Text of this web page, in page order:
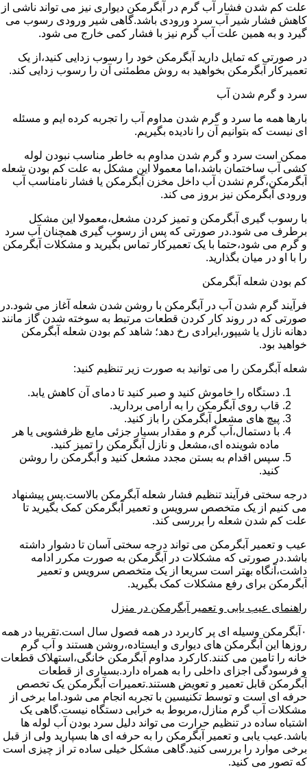
علت کم شدن فشار آب گرم در آبگرمکن دیواری نیز می تواند ناشی از
کاهش فشار شیر آب سرد ورودی باشد.گاهی شیر ورودی رسوب می
گیرد و به همین علت آب گرم نیز با فشار کمی خارج می شود.
در صورتی که تمایل دارید آبگرمکن خود را رسوب زدایی کنید،از یک
تعمیرکار آبگرمکن بخواهید به روش مطمئنی آن را رسوب زدایی کند.
سرد و گرم شدن آب
بارها همه ما سرد و گرم شدن مداوم آب را تجربه کرده ایم و مسئله
ای نیست که بتوانیم آن را نادیده بگیریم.
ممکن است سرد و گرم شدن مداوم به خاطر مناسب نبودن لوله
کشی آب ساختمان باشد،اما معمولا این مشکل به علت کم بودن شعله
آبگرمکن،گرم نشدن آب داخل مخزن آبگرمکن یا فشار نامناسب آب
ورودی آبگرمکن نیز بروز می کند.
با رسوب گیری آبگرمکن و تمیز کردن مشعل،معمولا این مشکل
برطرف می شود.در صورتی که پس از رسوب گیری همچنان آب سرد
و گرم می شود،حتما با یک تعمیرکار تماس بگیرید و مشکلات آبگرمکن
را با او در میان بگذارید.
کم بودن شعله آبگرمکن
فرآیند گرم شدن آب در آبگرمکن با روشن شدن شعله آغاز می شود.در
صورتی که در روند کار کردن قطعات مرتبط به سوخته شدن گاز مانند
دهانه نازل یا شیپور،ایرادی رخ دهد؛ شاهد کم بودن شعله آبگرمکن
خواهید بود.
شعله آبگرمکن را می توانید به صورت زیر تنظیم کنید:
دستگاه را خاموش کنید و صبر کنید تا دمای آن کاهش یابد.
قاب روی آبگرمکن را به آرامی بردارید.
پیچ های مشعل آبگرمکن را باز کنید.
با دستمال،آب گرم و مقدار بسیار جزئی مایع ظرفشویی یا هر
ماده شوینده ای،مشعل و نازل آبگرمکن را تمیز کنید.
سپس اقدام به بستن مجدد مشعل کنید و آبگرمکن را روشن
کنید.
درجه سختی فرآیند تنظیم فشار شعله آبگرمکن بالاست.پس پیشنهاد
می کنیم از یک متخصص سرویس و تعمیر آبگرمکن کمک بگیرید تا
علت کم شدن شعله را بررسی کند.
عیب و تعمیر آبگرمکن می تواند درجه سختی آسان تا دشوار داشته
باشد.در صورتی که مشکلات در آبگرمکن به صورت مکرر ادامه
داشت،آنگاه بهتر است سریعا از یک متخصص سرویس و تعمیر
آبگرمکن برای رفع مشکلات کمک بگیرید.
راهنمای عیب یابی و تعمیر آبگرمکن در منزل
۰آبگرمکن وسیله ای پر کاربرد در همه فصول سال است.تقریبا در همه
روزها این آبگرمکن های دیواری و ایستاده،روشن هستند و آب گرم
خانه را تامین می کنند.کارکرد مداوم آبگرمکن خانگی،استهلاک قطعات
و فرسودگی اجزای داخلی را به همراه دارد.بسیاری از قطعات
آبگرمکن قابل تعمیر و تعویض هستند.تعمیرات آبگرمکن یک تخصص
حرفه ای است و توسط تکنیسین با تجربه انجام می شود.اما برخی از
مشکلات آب گرم منازل،مربوط به خرابی دستگاه نیست.گاهی یک
اشتباه ساده در تنظیم حرارت می تواند دلیل سرد بودن آب لوله ها
باشد.عیب یابی و تعمیر آبگرمکن را به حرفه ای ها بسپارید ولی از قبل
برخی موارد را بررسی کنید.گاهی مشکل خیلی ساده تر از چیزی است
که تصور می کنید.